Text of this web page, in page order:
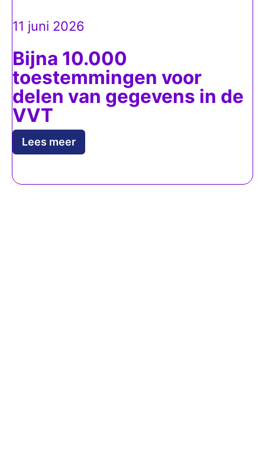
11 juni 2026
Bijna 10.000
toestemmingen voor
delen van gegevens in de
VVT
Lees meer